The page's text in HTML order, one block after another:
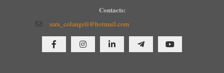
Contacts:
sara_colangeli@hotmail.com